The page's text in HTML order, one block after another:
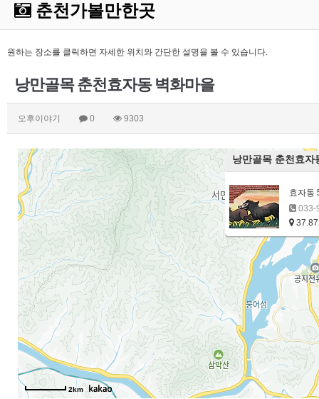
춘천가볼만한곳
원하는 장소를 클릭하면 자세한 위치와 간단한 설명을 볼 수 있습니다.
낭만골목 춘천효자동 벽화마을
오후이야기 0 9303
낭만골목 춘천효자
효자동
033-
2km